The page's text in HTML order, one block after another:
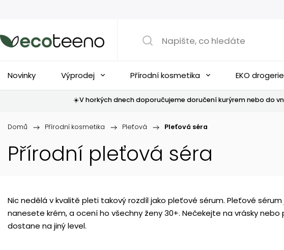
Novinky Výprodej Přírodní kosmetika EKO drogerie
☀️V horkých dnech doporučujeme doručení kurýrem nebo do
Domů / Přírodní kosmetika / Pleťová / Pleťová séra
Přírodní pleťová séra
Nic nedělá v kvalitě pleti takový rozdíl jako pleťové sérum. Pleťové
nanesete krém, a ocení ho všechny ženy 30+. Nečekejte na vrásky
dostane na jiný level.